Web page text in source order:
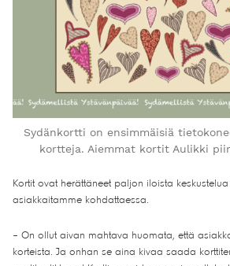
Sydänkortti on ensimmäisiä
kortteja. Aiemmat kortit Aulikki
Kortit ovat herättäneet paljon iloista keskustelua
asiakkaitamme kohdattaessa.
– On ollut aivan mahtava huomata, että
korteista. Ja onhan se aina kivaa saada